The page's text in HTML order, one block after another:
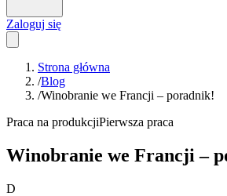
Zaloguj się
Strona główna
/Blog
/Winobranie we Francji – poradnik!
Praca na produkcjiPierwsza praca
Winobranie we Francji –
D